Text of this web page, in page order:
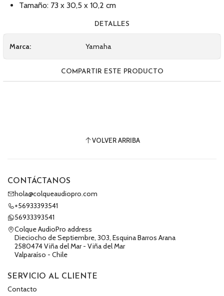
Tamaño: 73 x 30,5 x 10,2 cm
DETALLES
Marca: Yamaha
COMPARTIR ESTE PRODUCTO
VOLVER ARRIBA
CONTÁCTANOS
hola@colqueaudiopro.com
+56933393541
56933393541
Colque AudioPro address
Dieciocho de Septiembre, 303, Esquina Barros Arana
2580474 Viña del Mar - Viña del Mar
Valparaíso - Chile
SERVICIO AL CLIENTE
Contacto